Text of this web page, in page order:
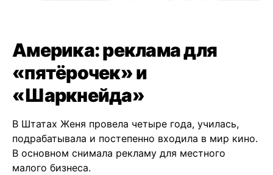
Америка: реклама для
«пятёрочек» и
«Шаркнейда»
В Штатах Женя провела четыре года, училась,
подрабатывала и постепенно входила в мир кино.
В основном снимала рекламу для местного
малого бизнеса.